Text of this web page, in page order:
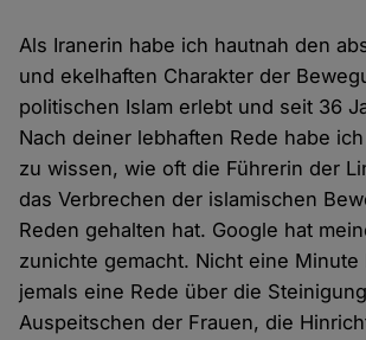
Als Iranerin habe ich hautnah den
und ekelhaften Charakter der
politischen Islam erlebt und seit 36
Nach deiner lebhaften Rede habe
zu wissen, wie oft die Führerin der
das Verbrechen der islamischen
Reden gehalten hat. Google hat
zunichte gemacht. Nicht eine Minute
jemals eine Rede über die
Auspeitschen der Frauen, die